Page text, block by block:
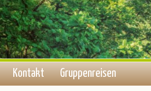
Kontakt Gruppenreisen